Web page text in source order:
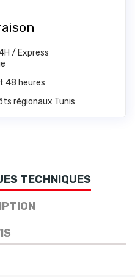
/ Express
régionaux Tunis
48 heures
TECHNIQUES